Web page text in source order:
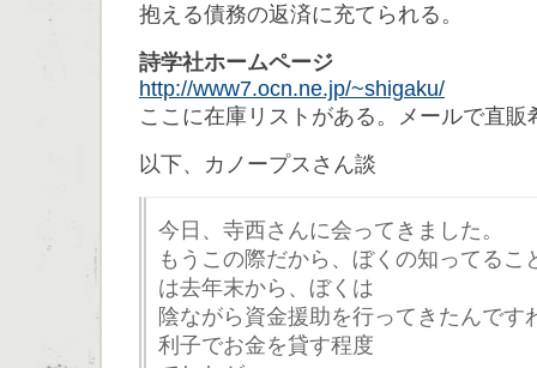
抱える債務の返済に充てられる。
詩学社ホームページ
http://www7.ocn.ne.jp/~shigaku/
ここに在庫リストがある。メールで直販
以下、カノープスさん談
今日、寺西さんに会ってきました。
もうこの際だから、ぼくの知ってるこ
は去年末から、ぼくは
陰ながら資金援助を行ってきたんです
利子でお金を貸す程度